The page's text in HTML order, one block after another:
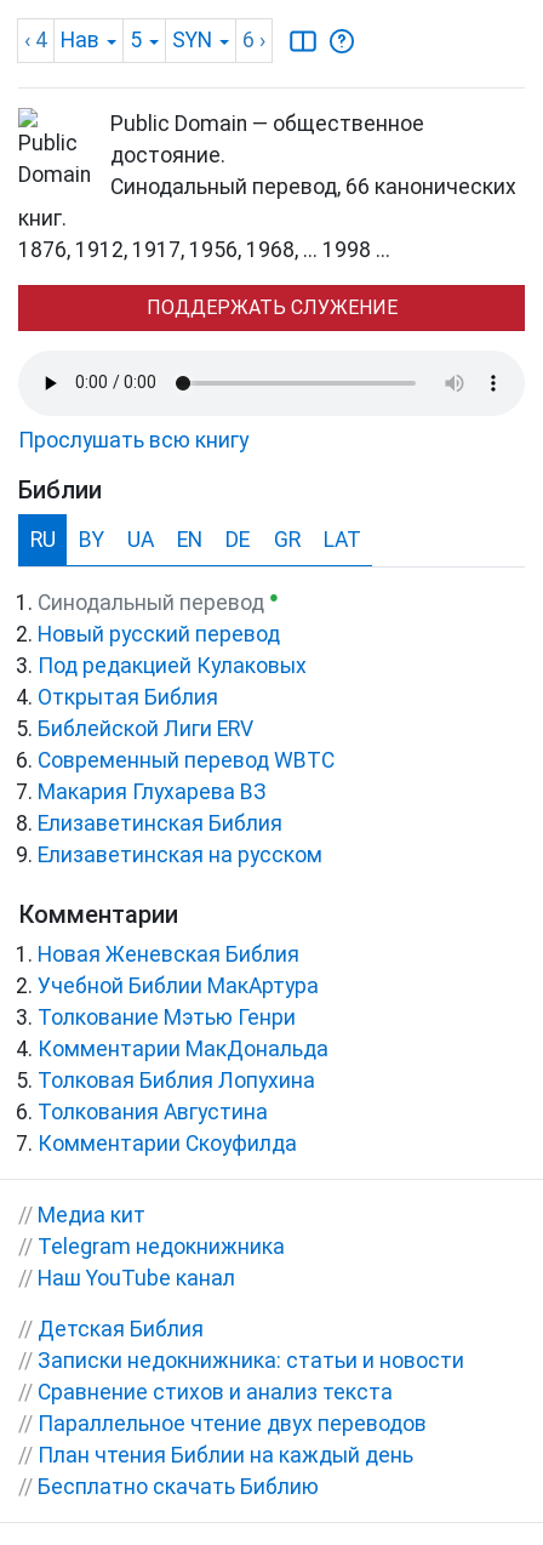
‹ 4 Нав 5 SYN 6 ›
Public Domain — общественное
достояние.
Синодальный перевод, 66 канонических
книг.
1876, 1912, 1917, 1956, 1968, ... 1998 ...
ПОДДЕРЖАТЬ СЛУЖЕНИЕ
Прослушать всю книгу
Библии
RU BY UA EN DE GR LAT
Синодальный перевод ●
Новый русский перевод
Под редакцией Кулаковых
Открытая Библия
Библейской Лиги ERV
Cовременный перевод WBTC
Макария Глухарева ВЗ
Елизаветинская Библия
Елизаветинская на русском
Комментарии
Новая Женевская Библия
Учебной Библии МакАртура
Толкование Мэтью Генри
Комментарии МакДональда
Толковая Библия Лопухина
Толкования Августина
Комментарии Скоуфилда
// Медиа кит
// Telegram недокнижника
// Наш YouTube канал
// Детская Библия
// Записки недокнижника: статьи и новости
// Сравнение стихов и анализ текста
// Параллельное чтение двух переводов
// План чтения Библии на каждый день
// Бесплатно скачать Библию